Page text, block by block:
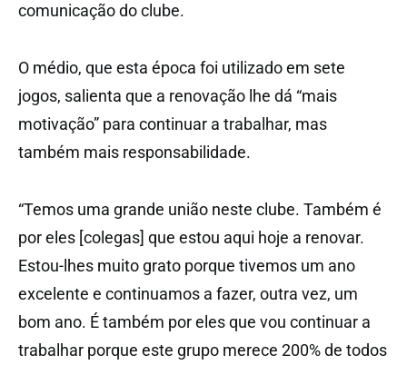
comunicação do clube.
O médio, que esta época foi utilizado em sete
jogos, salienta que a renovação lhe dá “mais
motivação” para continuar a trabalhar, mas
também mais responsabilidade.
“Temos uma grande união neste clube. Também é
por eles [colegas] que estou aqui hoje a renovar.
Estou-lhes muito grato porque tivemos um ano
excelente e continuamos a fazer, outra vez, um
bom ano. É também por eles que vou continuar a
trabalhar porque este grupo merece 200% de todos